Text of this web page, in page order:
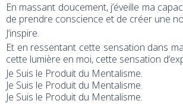
En massant doucement, j’éveille ma
de prendre conscience et de créer une
J’inspire.
Et en ressentant cette sensation dans
cette lumière en moi, cette sensation
Je Suis le Produit du Mentalisme.
Je Suis le Produit du Mentalisme.
Je Suis le Produit du Mentalisme.